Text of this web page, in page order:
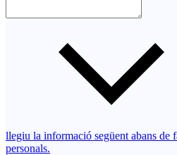
llegiu la informació següent abans de
personals.